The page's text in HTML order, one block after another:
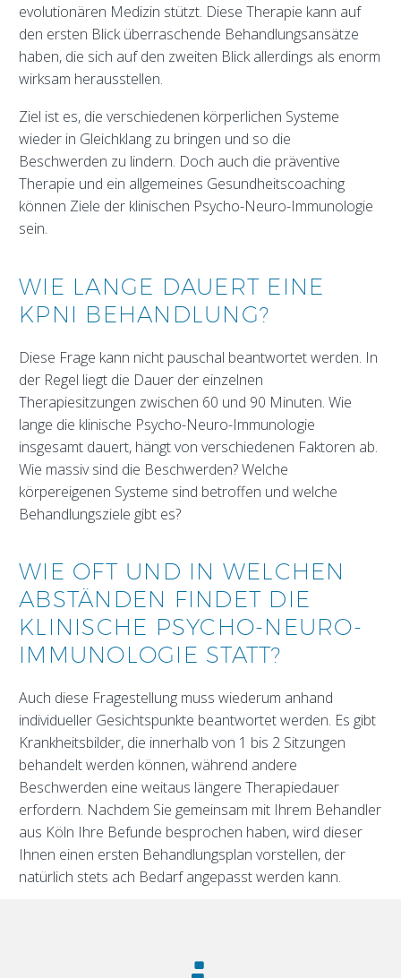
evolutionären Medizin stützt. Diese Therapie kann auf
den ersten Blick überraschende Behandlungsansätze
haben, die sich auf den zweiten Blick allerdings als enorm
wirksam herausstellen.
Ziel ist es, die verschiedenen körperlichen Systeme
wieder in Gleichklang zu bringen und so die
Beschwerden zu lindern. Doch auch die präventive
Therapie und ein allgemeines Gesundheitscoaching
können Ziele der klinischen Psycho-Neuro-Immunologie
sein.
WIE LANGE DAUERT EINE
KPNI BEHANDLUNG?
Diese Frage kann nicht pauschal beantwortet werden. In
der Regel liegt die Dauer der einzelnen
Therapiesitzungen zwischen 60 und 90 Minuten. Wie
lange die klinische Psycho-Neuro-Immunologie
insgesamt dauert, hängt von verschiedenen Faktoren ab.
Wie massiv sind die Beschwerden? Welche
körpereigenen Systeme sind betroffen und welche
Behandlungsziele gibt es?
WIE OFT UND IN WELCHEN
ABSTÄNDEN FINDET DIE
KLINISCHE PSYCHO-NEURO-
IMMUNOLOGIE STATT?
Auch diese Fragestellung muss wiederum anhand
individueller Gesichtspunkte beantwortet werden. Es gibt
Krankheitsbilder, die innerhalb von 1 bis 2 Sitzungen
behandelt werden können, während andere
Beschwerden eine weitaus längere Therapiedauer
erfordern. Nachdem Sie gemeinsam mit Ihrem Behandler
aus Köln Ihre Befunde besprochen haben, wird dieser
Ihnen einen ersten Behandlungsplan vorstellen, der
natürlich stets ach Bedarf angepasst werden kann.